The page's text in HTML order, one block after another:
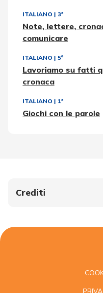
ITALIANO | 3ª
Note, lettere,
comunicare
ITALIANO | 5ª
Lavoriamo su fatti
cronaca
ITALIANO | 1ª
Giochi con le parole
Crediti